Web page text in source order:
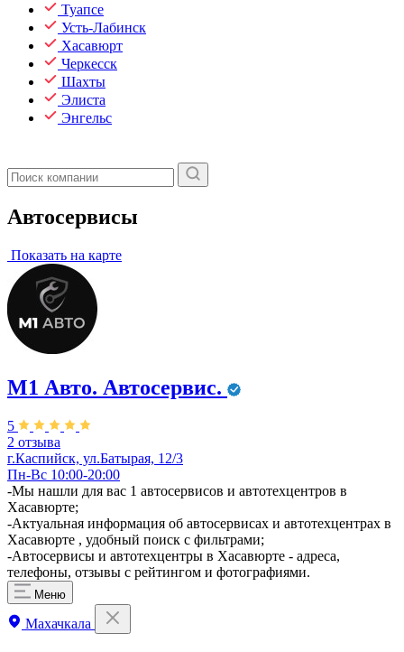
Туапсе
Усть-Лабинск
Хасавюрт
Черкесск
Шахты
Элиста
Энгельс
Автосервисы
Показать на карте
М1 Авто. ​Автосервис.
5
2 отзыва
г.Каспийск,​ ул.Батырая, 12/3
Пн-Вс 10:00-20:00
-Мы нашли для вас 1 автосервисов и автотехцентров в
Хасавюрте;
-Актуальная информация об автосервисах и автотехцентрах в
Хасавюрте , удобный поиск с фильтрами;
-Автосервисы и автотехцентры в Хасавюрте - адреса,
телефоны, отзывы с рейтингом и фотографиями.
Меню
Махачкала